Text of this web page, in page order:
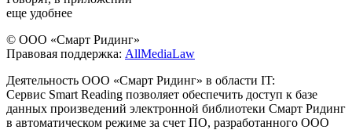
еще удобнее
© ООО «Смарт Ридинг»
Правовая поддержка: AllMediaLaw
Деятельность ООО «Смарт Ридинг» в области IT:
Сервис Smart Reading позволяет обеспечить доступ к базе
данных произведений электронной библиотеки Смарт Ридинг
в автоматическом режиме за счет ПО, разработанного ООО